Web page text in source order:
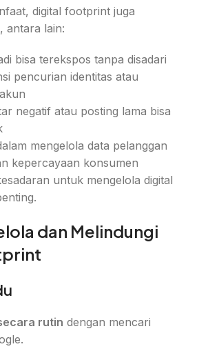
digital footprint juga
antara lain:
bisa terekspos tanpa disadari
pencurian identitas atau
negatif atau posting lama bisa
mengelola data pelanggan
kepercayaan konsumen
untuk mengelola digital
dan Melindungi
rutin dengan mencari